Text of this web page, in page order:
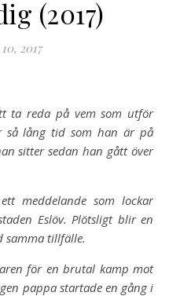
(2017)
2017
ta reda på vem som utför
så lång tid som han är på
sitter sedan han gått över
meddelande som lockar
Eslöv. Plötsligt blir en
samma tillfälle.
för en brutal kamp mot
pappa startade en gång i